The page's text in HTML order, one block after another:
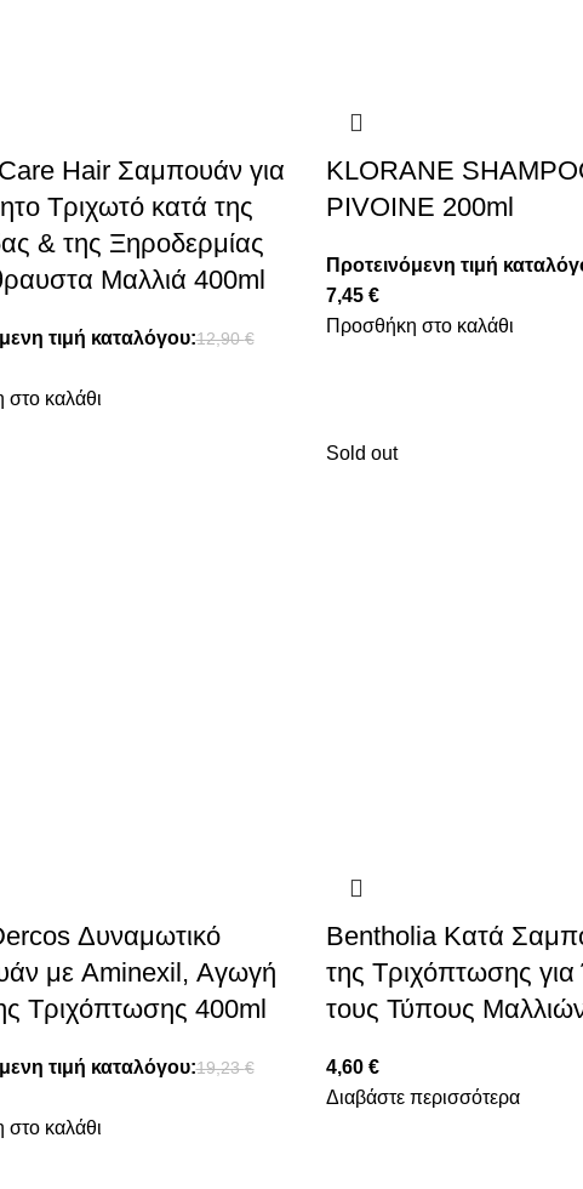
Hair Σαμπουάν για
Τριχωτό κατά της
& της Ξηροδερμίας
Μαλλιά 400ml
τιμή καταλόγου:12,90€
καλάθι
KLORANE
PIVOINE 200ml
Προτεινόμενη τιμή
7,45 €
Προσθήκη στο καλάθι
Δυναμωτικό
με Aminexil, Αγωγή
Τριχόπτωσης 400ml
τιμή καταλόγου:19,23€
καλάθι
Sold out
Bentholia Κατά
της Τριχόπτωσης
τους Τύπους
4,60 €
Διαβάστε περισσότερα